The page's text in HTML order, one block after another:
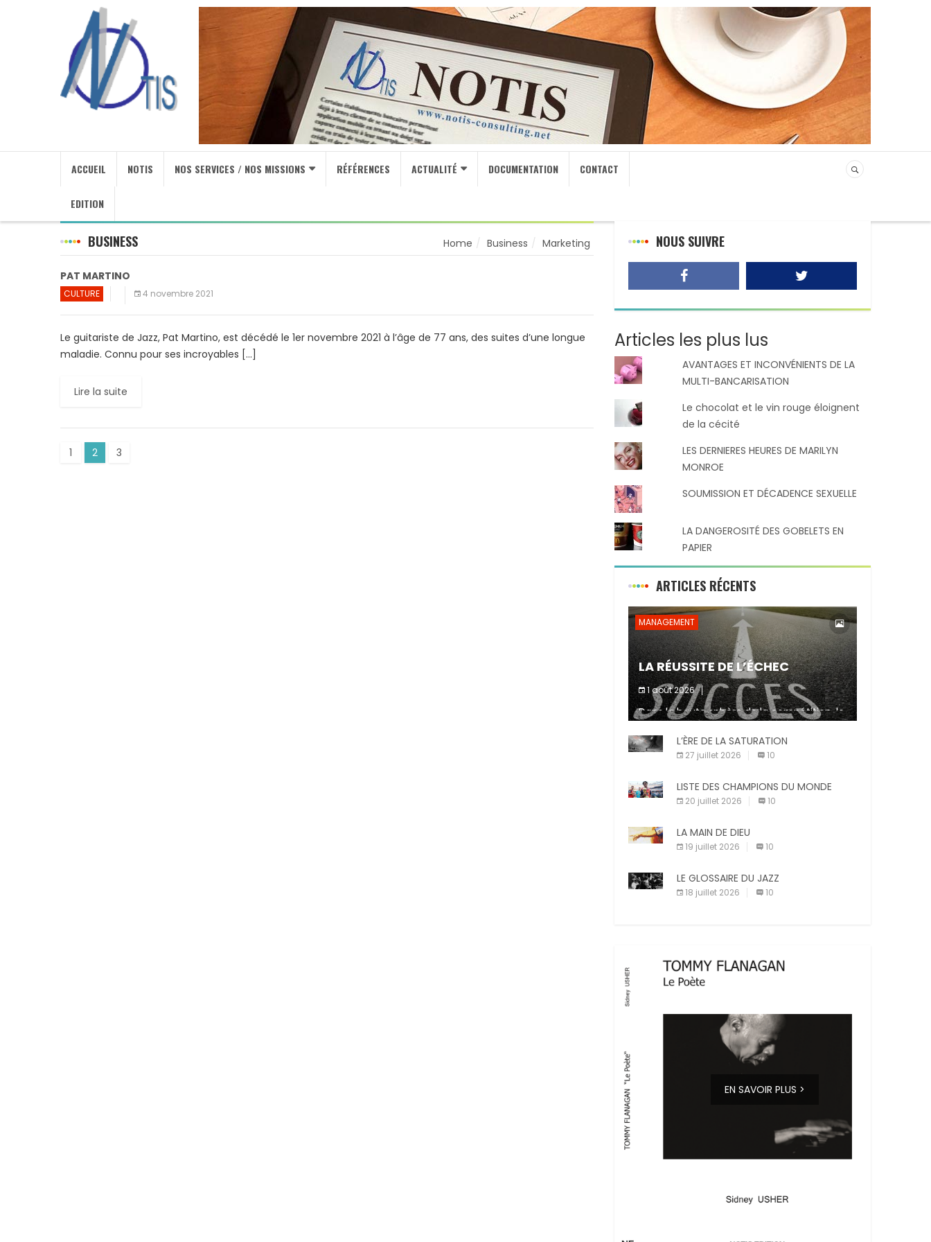
ACCUEIL NOTIS NOS SERVICES / NOS MISSIONS RÉFÉRENCES ACTUALITÉ DOCUMENTATION CONTACT
EDITION
BUSINESS Home Business Marketing
PAT MARTINO
CULTURE 4 novembre 2021
Le guitariste de Jazz, Pat Martino, est décédé le 1er novembre 2021 à l’âge de 77 ans, des suites d’une longue
maladie. Connu pour ses incroyables […]
Lire la suite
1 2 3
NOUS SUIVRE
Articles les plus lus
AVANTAGES ET INCONVÉNIENTS DE LA
MULTI-BANCARISATION
Le chocolat et le vin rouge éloignent
de la cécité
LES DERNIERES HEURES DE MARILYN
MONROE
SOUMISSION ET DÉCADENCE SEXUELLE
LA DANGEROSITÉ DES GOBELETS EN
PAPIER
ARTICLES RÉCENTS
MANAGEMENT
LA RÉUSSITE DE L’ÉCHEC
1 août 2026
Dans la haute sphère de la compétition, le
fait de ne pas atteindre un objectif est un
signe d’incompétence et une source de
sanctions diverses (avertissement, […]
L’ÈRE DE LA SATURATION
27 juillet 2026 10
LISTE DES CHAMPIONS DU MONDE
20 juillet 2026 10
LA MAIN DE DIEU
19 juillet 2026 10
LE GLOSSAIRE DU JAZZ
18 juillet 2026 10
EN SAVOIR PLUS >